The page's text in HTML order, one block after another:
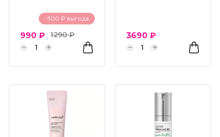
-300 ₽ выгода
990 ₽ 1290 ₽ 3690 ₽